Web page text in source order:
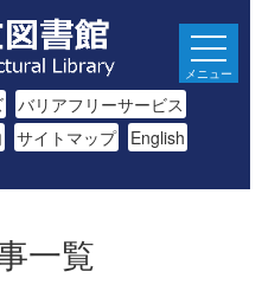
バリアフリーサービス
サイトマップ English
メニュー
一覧